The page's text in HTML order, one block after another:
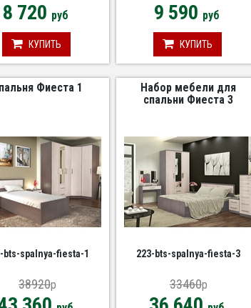
8 720 руб
КУПИТЬ
9 590 руб
КУПИТЬ
Фиеста 1
bts-spalnya-fiesta-1
38920p
Набор мебели для
спальни Фиеста 3
223-bts-spalnya-fiesta-3
33460p